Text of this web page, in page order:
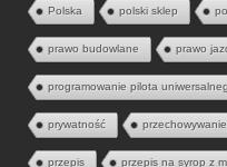
Polska polski sklep
prawo budowlane prawo
programowanie pilota
prywatność
przepis przepis na syrop z